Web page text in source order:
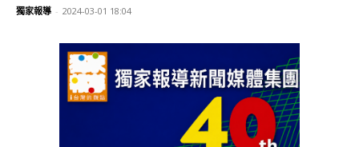
獨家報導 - 2024-03-01 18:04